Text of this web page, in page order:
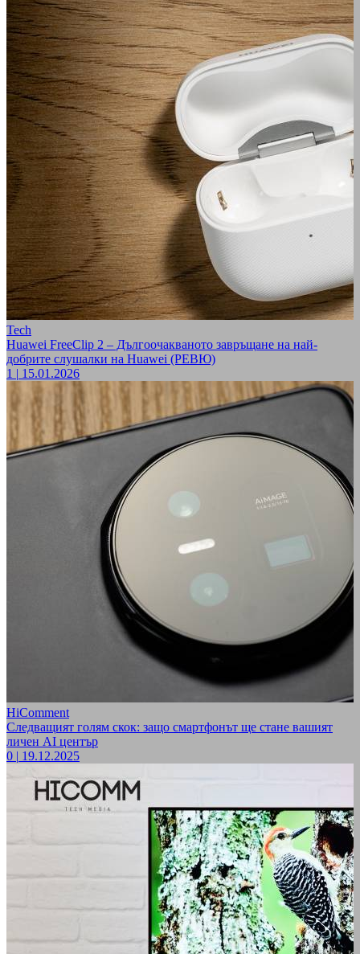
Tech
Huawei FreeClip 2 – Дългоочакваното завръщане на най-
добрите слушалки на Huawei (РЕВЮ)
1 | 15.01.2026
HiComment
Следващият голям скок: защо смартфонът ще стане вашият
личен AI център
0 | 19.12.2025